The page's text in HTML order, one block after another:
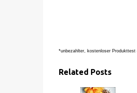
*unbezahlter, kostenloser Produkttest
Related Posts